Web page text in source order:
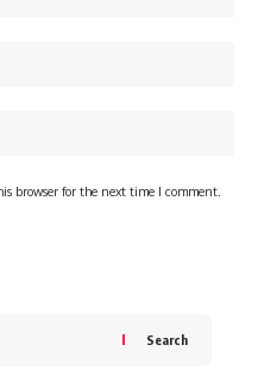
browser for the next time I comment.
Search